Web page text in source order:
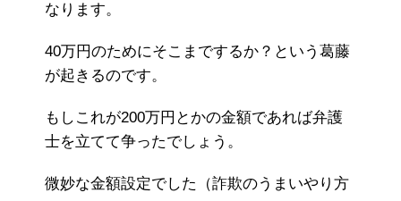
なります。
40万円のためにそこまでするか？という葛藤
が起きるのです。
もしこれが200万円とかの金額であれば弁護
士を立てて争ったでしょう。
微妙な金額設定でした（詐欺のうまいやり方